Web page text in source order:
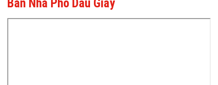
Bán Nhà Phố Dầu Giây